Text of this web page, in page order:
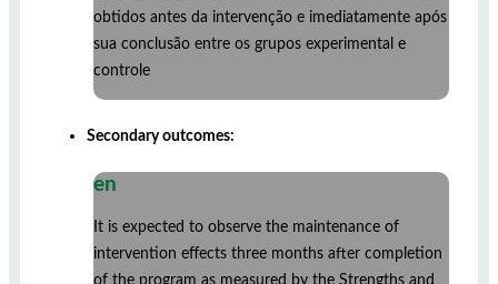
obtidos antes da intervenção e imediatamente após
sua conclusão entre os grupos experimental e
controle
Secondary outcomes:
en
It is expected to observe the maintenance of
intervention effects three months after completion
of the program as measured by the Strengths and